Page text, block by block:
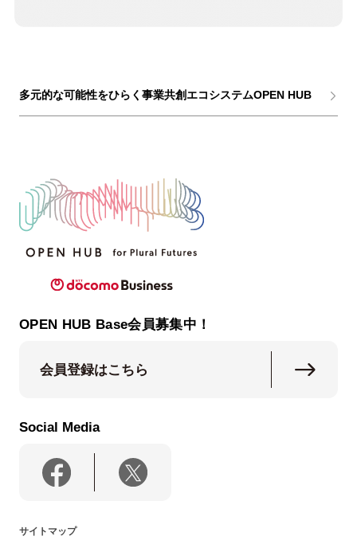
多元的な可能性をひらく事業共創エコシステムOPEN HUB
OPEN HUB Base会員募集中！
会員登録はこちら
Social Media
サイトマップ